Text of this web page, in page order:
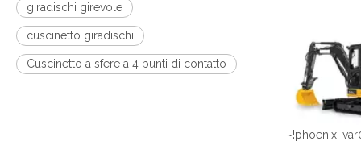
giradischi girevole
cuscinetto giradischi
Cuscinetto a sfere a 4 punti di contatto